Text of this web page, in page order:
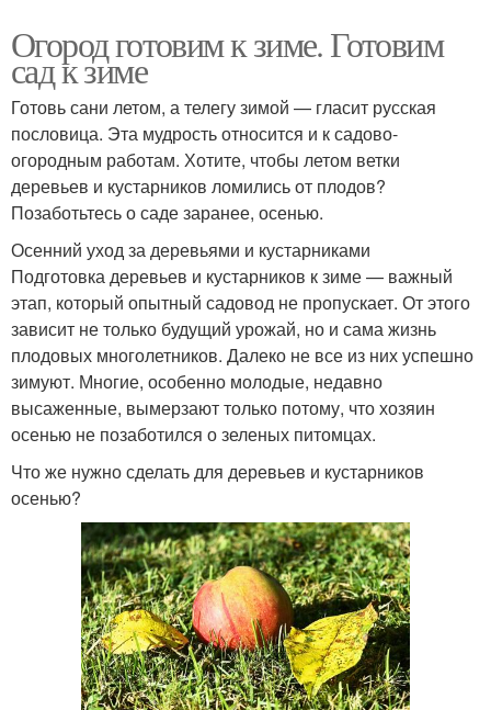
Огород готовим к зиме. Готовим
сад к зиме
Готовь сани летом, а телегу зимой — гласит русская
пословица. Эта мудрость относится и к садово-
огородным работам. Хотите, чтобы летом ветки
деревьев и кустарников ломились от плодов?
Позаботьтесь о саде заранее, осенью.
Осенний уход за деревьями и кустарниками
Подготовка деревьев и кустарников к зиме — важный
этап, который опытный садовод не пропускает. От этого
зависит не только будущий урожай, но и сама жизнь
плодовых многолетников. Далеко не все из них успешно
зимуют. Многие, особенно молодые, недавно
высаженные, вымерзают только потому, что хозяин
осенью не позаботился о зеленых питомцах.
Что же нужно сделать для деревьев и кустарников
осенью?